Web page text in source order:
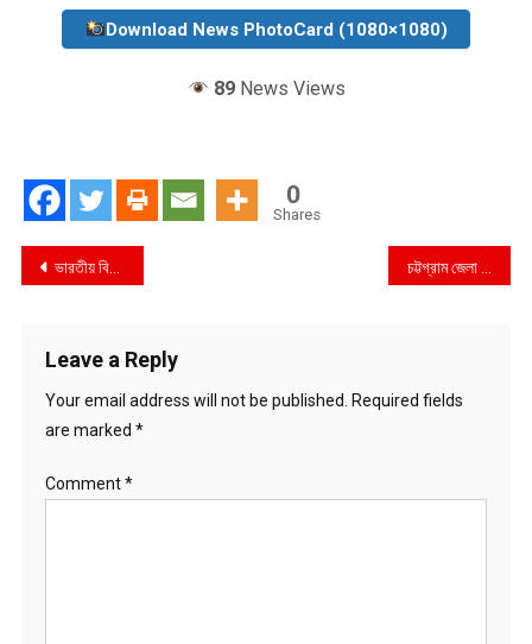
Download News PhotoCard (1080×1080)
89News Views
0
Shares
Post
ভারতীয় বিমান বাহিনীর কম্বাইন্ড গ্রাজুয়েশন কুচাকাওয়াজ পরিদর্শন করলেন বাংলাদেশ বিমান বাহিনী প্রধান চট্টগ্রাম জেলা পুলিশের সাপ্তাহিক মাস্টার প্যারেড অনুষ্ঠিত
Leave a Reply
Your email address will not be published. Required fields
are marked *
Comment*